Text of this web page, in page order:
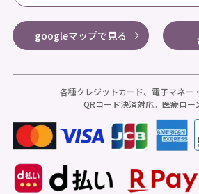
googleマップで見る
各種クレジットカード、電子マネー
QRコード決済対応。医療ロー